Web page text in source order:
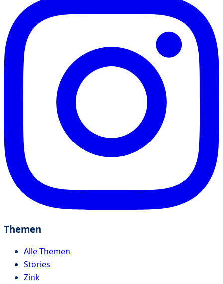
Themen
Alle Themen
Stories
Zink